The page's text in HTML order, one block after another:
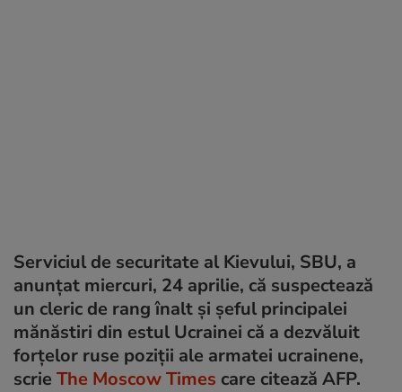
Serviciul de securitate al Kievului, SBU, a
anunțat miercuri, 24 aprilie, că suspectează
un cleric de rang înalt și șeful principalei
mănăstiri din estul Ucrainei că a dezvăluit
forțelor ruse poziții ale armatei ucrainene,
scrie The Moscow Times care citează AFP.